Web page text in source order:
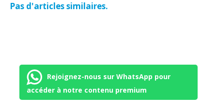
Pas d'articles similaires.
Rejoignez-nous sur WhatsApp pour
accéder à notre contenu premium